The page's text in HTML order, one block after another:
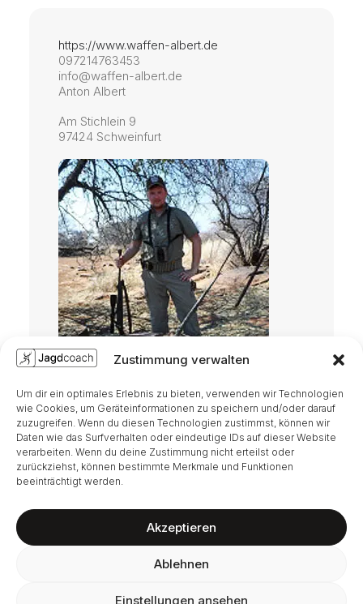
Zustimmung verwalten
Um dir ein optimales Erlebnis zu bieten, verwenden wir Technologien
wie Cookies, um Geräteinformationen zu speichern und/oder darauf
zuzugreifen. Wenn du diesen Technologien zustimmst, können wir
Daten wie das Surfverhalten oder eindeutige IDs auf dieser Website
verarbeiten. Wenn du deine Zustimmung nicht erteilst oder
zurückziehst, können bestimmte Merkmale und Funktionen
beeinträchtigt werden.
Akzeptieren
Ablehnen
Einstellungen ansehen
https://www.waffen-albert.de
097214763453
info@waffen-albert.de
Anton Albert
Am Stichlein 9
97424 Schweinfurt
Impressum|Datenschutz